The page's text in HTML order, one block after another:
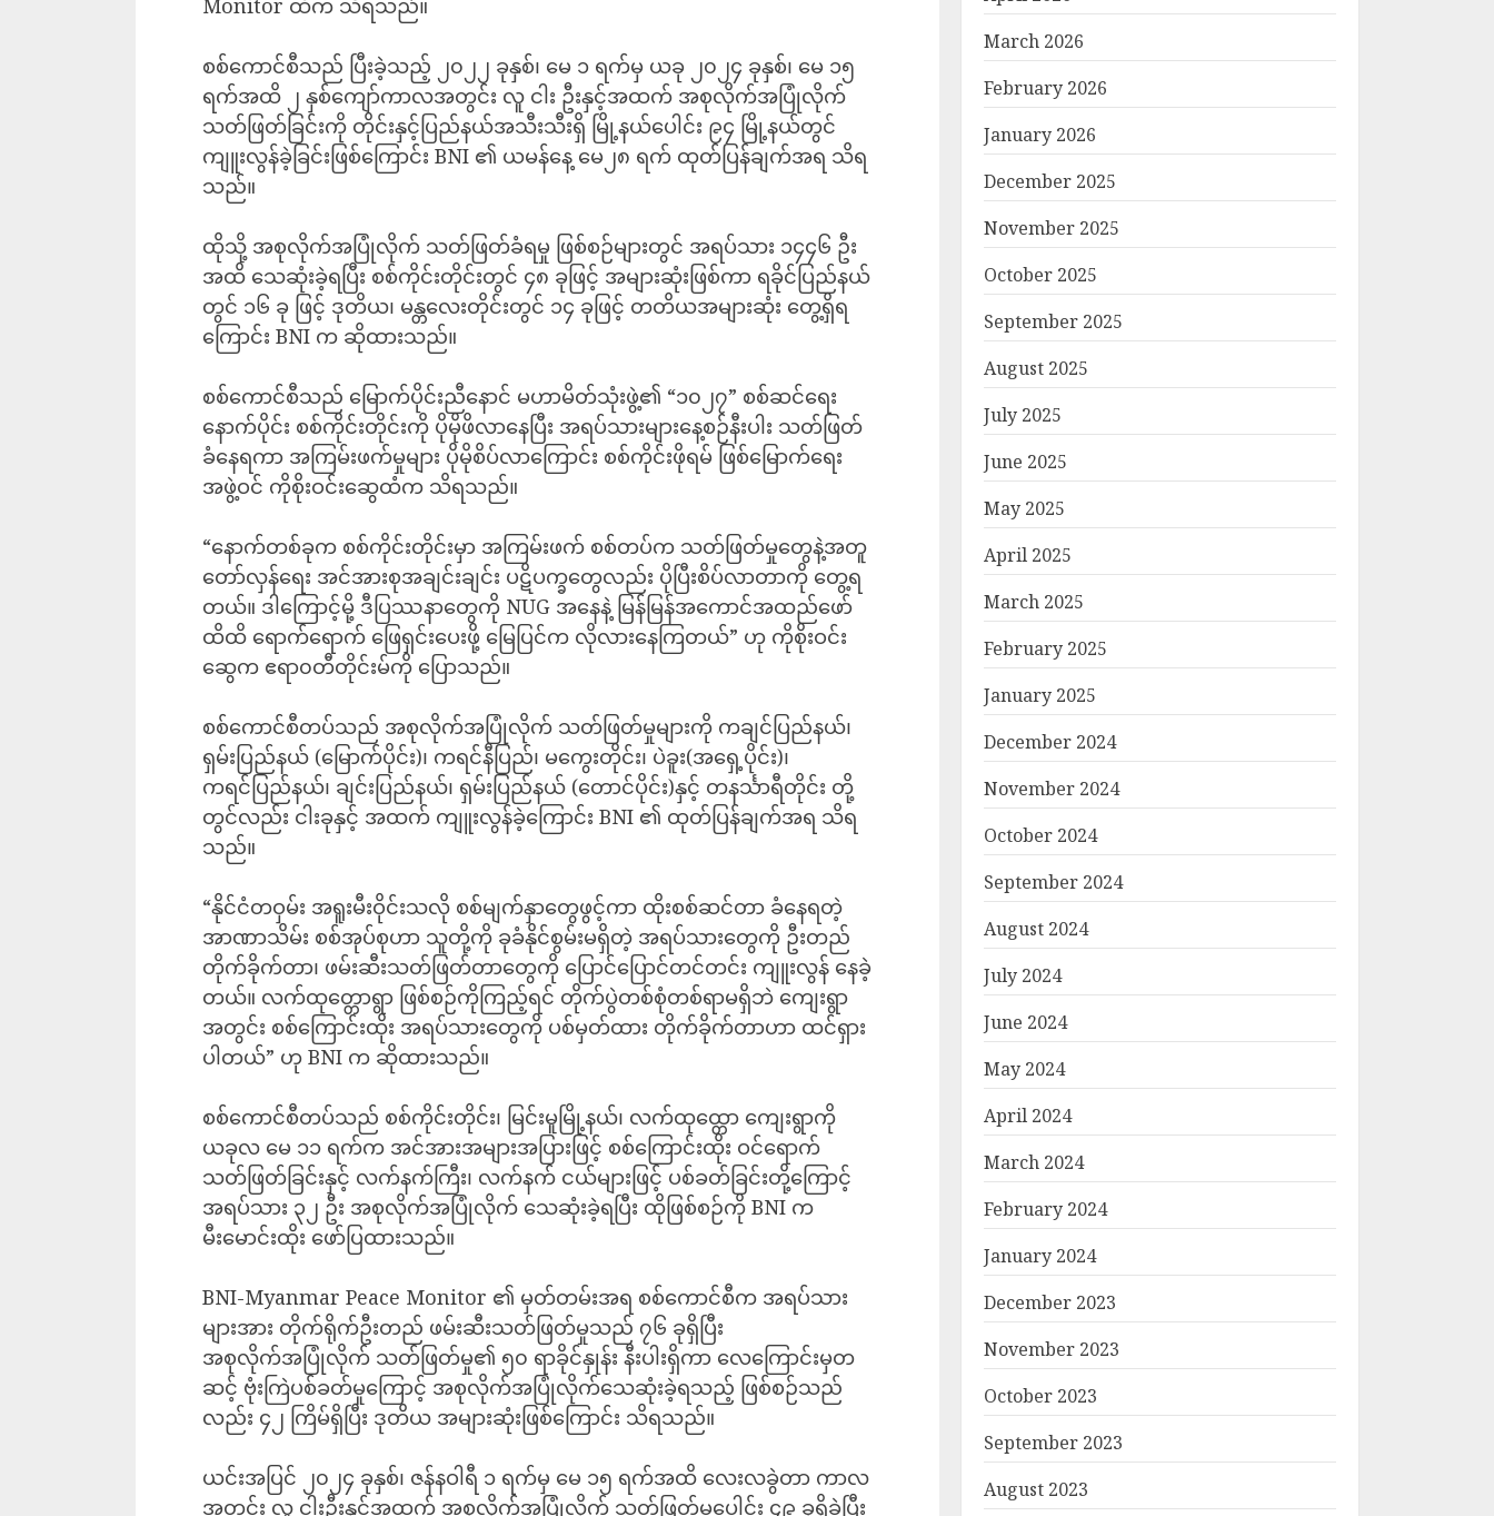
Monitor ထံက သိရသည်။
စစ်ကောင်စီသည် ပြီးခဲ့သည့် ၂၀၂၂ ခုနှစ်၊ မေ ၁ ရက်မှ ယခု ၂၀၂၄ ခုနှစ်၊ မေ ၁၅
ရက်အထိ ၂ နှစ်ကျော်ကာလအတွင်း လူ ငါး ဦးနှင့်အထက် အစုလိုက်အပြုံလိုက်
သတ်ဖြတ်ခြင်းကို တိုင်းနှင့်ပြည်နယ်အသီးသီးရှိ မြို့နယ်ပေါင်း ၉၄ မြို့နယ်တွင်
ကျူးလွန်ခဲ့ခြင်းဖြစ်ကြောင်း BNI ၏ ယမန်နေ့ မေ၂၈ ရက် ထုတ်ပြန်ချက်အရ သိရ
သည်။
ထိုသို့ အစုလိုက်အပြုံလိုက် သတ်ဖြတ်ခံရမှု ဖြစ်စဉ်များတွင် အရပ်သား ၁၄၄၆ ဦး
အထိ သေဆုံးခဲ့ရပြီး စစ်ကိုင်းတိုင်းတွင် ၄၈ ခုဖြင့် အများဆုံးဖြစ်ကာ ရခိုင်ပြည်နယ်
တွင် ၁၆ ခု ဖြင့် ဒုတိယ၊ မန္တလေးတိုင်းတွင် ၁၄ ခုဖြင့် တတိယအများဆုံး တွေ့ရှိရ
ကြောင်း BNI က ဆိုထားသည်။
စစ်ကောင်စီသည် မြောက်ပိုင်းညီနောင် မဟာမိတ်သုံးဖွဲ့၏ “၁၀၂၇” စစ်ဆင်ရေး
နောက်ပိုင်း စစ်ကိုင်းတိုင်းကို ပိုမိုဖိလာနေပြီး အရပ်သားများနေ့စဉ်နီးပါး သတ်ဖြတ်
ခံနေရကာ အကြမ်းဖက်မှုများ ပိုမိုစိပ်လာကြောင်း စစ်ကိုင်းဖိုရမ် ဖြစ်မြောက်ရေး
အဖွဲ့ဝင် ကိုစိုးဝင်းဆွေထံက သိရသည်။
“နောက်တစ်ခုက စစ်ကိုင်းတိုင်းမှာ အကြမ်းဖက် စစ်တပ်က သတ်ဖြတ်မှုတွေနဲ့အတူ
တော်လှန်ရေး အင်အားစုအချင်းချင်း ပဋိပက္ခတွေလည်း ပိုပြီးစိပ်လာတာကို တွေ့ရ
တယ်။ ဒါကြောင့်မို့ ဒီပြဿနာတွေကို NUG အနေနဲ့ မြန်မြန်အကောင်အထည်ဖော်
ထိထိ ရောက်ရောက် ဖြေရှင်းပေးဖို့ မြေပြင်က လိုလားနေကြတယ်” ဟု ကိုစိုးဝင်း
ဆွေက ဧရာ၀တီတိုင်းမ်ကို ပြောသည်။
စစ်ကောင်စီတပ်သည် အစုလိုက်အပြုံလိုက် သတ်ဖြတ်မှုများကို ကချင်ပြည်နယ်၊
ရှမ်းပြည်နယ် (မြောက်ပိုင်း)၊ ကရင်နီပြည်၊ မကွေးတိုင်း၊ ပဲခူး(အရှေ့ပိုင်း)၊
ကရင်ပြည်နယ်၊ ချင်းပြည်နယ်၊ ရှမ်းပြည်နယ် (တောင်ပိုင်း)နှင့် တနင်္သာရီတိုင်း တို့
တွင်လည်း ငါးခုနှင့် အထက် ကျူးလွန်ခဲ့ကြောင်း BNI ၏ ထုတ်ပြန်ချက်အရ သိရ
သည်။
“နိုင်ငံတဝှမ်း အရူးမီးဝိုင်းသလို စစ်မျက်နှာတွေဖွင့်ကာ ထိုးစစ်ဆင်တာ ခံနေရတဲ့
အာဏာသိမ်း စစ်အုပ်စုဟာ သူတို့ကို ခုခံနိုင်စွမ်းမရှိတဲ့ အရပ်သားတွေကို ဦးတည်
တိုက်ခိုက်တာ၊ ဖမ်းဆီးသတ်ဖြတ်တာတွေကို ပြောင်ပြောင်တင်တင်း ကျူးလွန် နေခဲ့
တယ်။ လက်ထုတ္တောရွာ ဖြစ်စဉ်ကိုကြည့်ရင် တိုက်ပွဲတစ်စုံတစ်ရာမရှိဘဲ ကျေးရွာ
အတွင်း စစ်ကြောင်းထိုး အရပ်သားတွေကို ပစ်မှတ်ထား တိုက်ခိုက်တာဟာ ထင်ရှား
ပါတယ်” ဟု BNI က ဆိုထားသည်။
စစ်ကောင်စီတပ်သည် စစ်ကိုင်းတိုင်း၊ မြင်းမူမြို့နယ်၊ လက်ထုထ္တော ကျေးရွာကို
ယခုလ မေ ၁၁ ရက်က အင်အားအများအပြားဖြင့် စစ်ကြောင်းထိုး ဝင်ရောက်
သတ်ဖြတ်ခြင်းနှင့် လက်နက်ကြီး၊ လက်နက် ငယ်များဖြင့် ပစ်ခတ်ခြင်းတို့ကြောင့်
အရပ်သား ၃၂ ဦး အစုလိုက်အပြုံလိုက် သေဆုံးခဲ့ရပြီး ထိုဖြစ်စဉ်ကို BNI က
မီးမောင်းထိုး ဖော်ပြထားသည်။
BNI-Myanmar Peace Monitor ၏ မှတ်တမ်းအရ စစ်ကောင်စီက အရပ်သား
များအား တိုက်ရိုက်ဦးတည် ဖမ်းဆီးသတ်ဖြတ်မှုသည် ၇၆ ခုရှိပြီး
အစုလိုက်အပြုံလိုက် သတ်ဖြတ်မှု၏ ၅၀ ရာခိုင်နှုန်း နီးပါးရှိကာ လေကြောင်းမှတ
ဆင့် ဗုံးကြဲပစ်ခတ်မှုကြောင့် အစုလိုက်အပြုံလိုက်သေဆုံးခဲ့ရသည့် ဖြစ်စဉ်သည်
လည်း ၄၂ ကြိမ်ရှိပြီး ဒုတိယ အများဆုံးဖြစ်ကြောင်း သိရသည်။
ယင်းအပြင် ၂၀၂၄ ခုနှစ်၊ ဇန်နဝါရီ ၁ ရက်မှ မေ ၁၅ ရက်အထိ လေးလခွဲတာ ကာလ
အတွင်း လူ ငါးဦးနှင့်အထက် အစုလိုက်အပြုံလိုက် သတ်ဖြတ်မှုပေါင်း ၄၉ ခုရှိခဲ့ပြီး
March 2026
February 2026
January 2026
December 2025
November 2025
October 2025
September 2025
August 2025
July 2025
June 2025
May 2025
April 2025
March 2025
February 2025
January 2025
December 2024
November 2024
October 2024
September 2024
August 2024
July 2024
June 2024
May 2024
April 2024
March 2024
February 2024
January 2024
December 2023
November 2023
October 2023
September 2023
August 2023